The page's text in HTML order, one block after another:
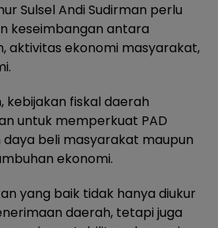
Sulsel Andi Sudirman perlu
keseimbangan antara
aktivitas ekonomi masyarakat,
kebijakan fiskal daerah
untuk memperkuat PAD
beli masyarakat maupun
ekonomi.
yang baik tidak hanya diukur
daerah, tetapi juga